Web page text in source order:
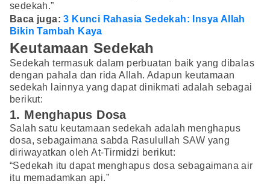
sedekah.”
Baca juga:3 Kunci Rahasia Sedekah: Insya Allah
Bikin Tambah Kaya
Keutamaan Sedekah
Sedekah termasuk dalam perbuatan baik yang dibalas
dengan pahala dan rida Allah. Adapun keutamaan
sedekah lainnya yang dapat dinikmati adalah sebagai
berikut:
1. Menghapus Dosa
Salah satu keutamaan sedekah adalah menghapus
dosa, sebagaimana sabda Rasulullah SAW yang
diriwayatkan oleh At-Tirmidzi berikut:
“Sedekah itu dapat menghapus dosa sebagaimana air
itu memadamkan api.”